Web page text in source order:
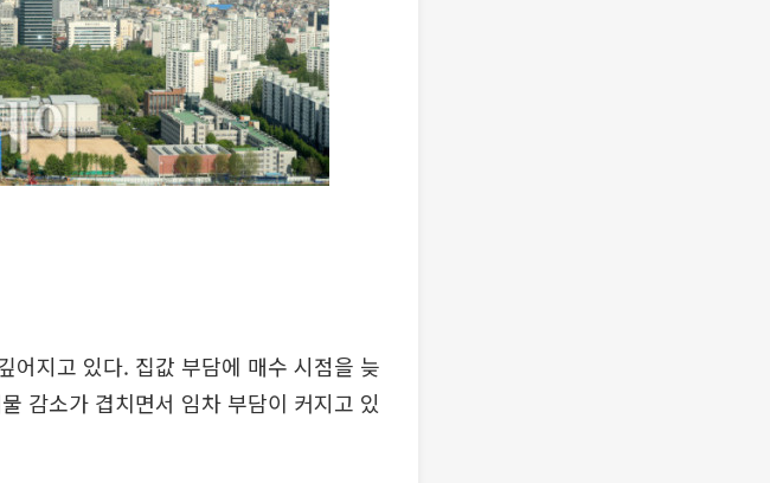
어지고 있다. 집값 부담에 매수 시점을 늦
감소가 겹치면서 임차 부담이 커지고 있